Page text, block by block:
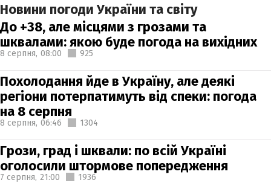
Новини погоди України та світу
До +38, але місцями з грозами та
шквалами: якою буде погода на вихідних
8 серпня, 08:00 925
Похолодання йде в Україну, але деякі
регіони потерпатимуть від спеки: погода
на 8 серпня
8 серпня, 06:46 1304
Грози, град і шквали: по всій Україні
оголосили штормове попередження
7 серпня, 21:00 1936